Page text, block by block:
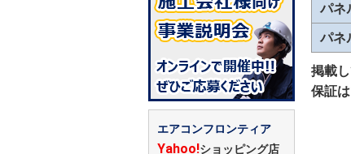
エアコンフロンティア
Yahoo!ショッピング店
パネ
パネ
掲載
保証